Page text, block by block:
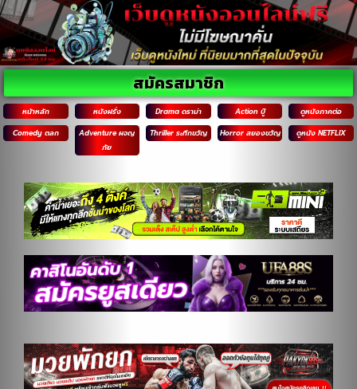
หน้าหลัก หนังฝรั่ง Drama ดราม่า Action บู๊
ดูหนังภาคต่อ
Comedy ตลก
Adventure ผจญ
ภัย
Thriller ระทึกขวัญ Horror สยองขวัญ ดูหนัง NETFLIX
สมัครสมาชิก